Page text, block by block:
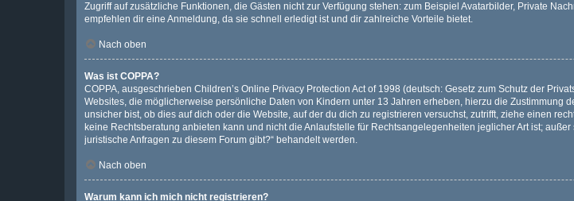
Zugriff auf zusätzliche Funktionen, die Gästen nicht zur Verfügung stehen: zum Beispiel Avatarbilder, Private
empfehlen dir eine Anmeldung, da sie schnell erledigt ist und dir zahlreiche Vorteile bietet.
Nach oben
Was ist COPPA?
COPPA, ausgeschrieben Children’s Online Privacy Protection Act of 1998 (deutsch: Gesetz zum Schutz der
Websites, die möglicherweise persönliche Daten von Kindern unter 13 Jahren erheben, hierzu die
unsicher bist, ob dies auf dich oder die Website, auf der du dich zu registrieren versuchst, zutrifft, ziehe einen
keine Rechtsberatung anbieten kann und nicht die Anlaufstelle für Rechtsangelegenheiten jeglicher Art ist;
juristische Anfragen zu diesem Forum gibt?“ behandelt werden.
Nach oben
Warum kann ich mich nicht registrieren?